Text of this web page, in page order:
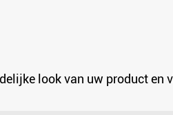
look van uw product en